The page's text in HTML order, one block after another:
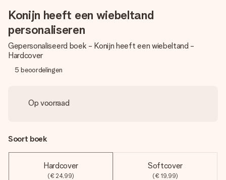
Konijn heeft een wiebeltand
personaliseren
Gepersonaliseerd boek - Konijn heeft een wiebeltand -
Hardcover
5 beoordelingen
Op voorraad
Soort boek
Hardcover
(€ 24,99)
Softcover
(€ 19,99)